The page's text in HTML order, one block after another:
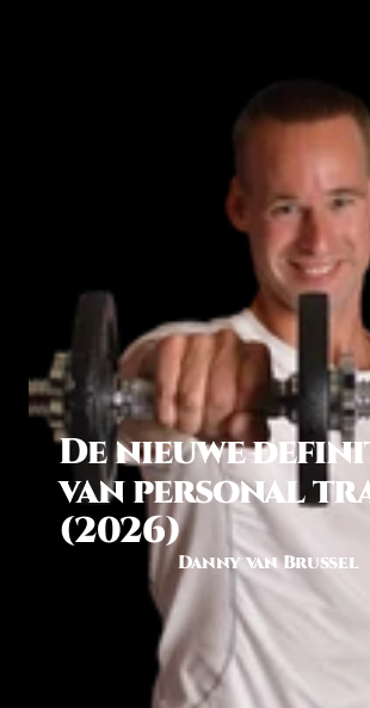
De nieuwe
van personal
(2026)
Danny van Brussel